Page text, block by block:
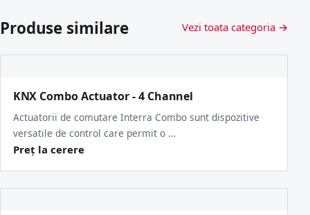
Produse similare Vezi toata categoria →
KNX Combo Actuator - 4 Channel
Actuatorii de comutare Interra Combo sunt dispozitive
versatile de control care permit o …
Preț la cerere